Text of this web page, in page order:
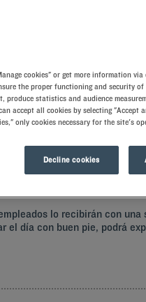
marinera, turística y
lo recibirán con
día con buen pie, podrá
cookies" or get more information via
the proper functioning and security
produce statistics and audience
accept all cookies by selecting "Accept
only cookies necessary for the site's
Decline cookies